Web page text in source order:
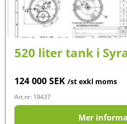
520 liter tank i
124 000 SEK /st exkl moms
Art.nr: 19437
Mer